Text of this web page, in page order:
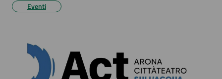
Eventi